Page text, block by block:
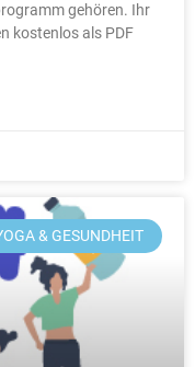
gehören. Ihr
kostenlos als PDF
& GESUNDHEIT